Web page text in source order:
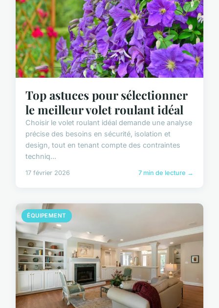
Top astuces pour sélectionner
le meilleur volet roulant idéal
Choisir le volet roulant idéal demande une analyse
précise des besoins en sécurité, isolation et
design, tout en tenant compte des contraintes
techniq...
17 février 2026 7 min de lecture →
ÉQUIPEMENT